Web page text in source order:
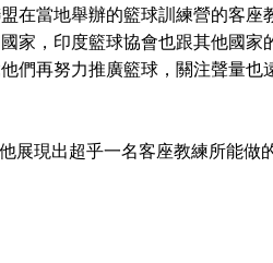
在當地舉辦的籃球訓練營的客座
家，印度籃球協會也跟其他國家
們再努力推廣籃球，關注聲量也
展現出超乎一名客座教練所能做的